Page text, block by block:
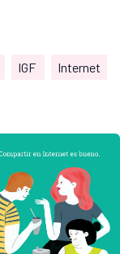
IGF Internet